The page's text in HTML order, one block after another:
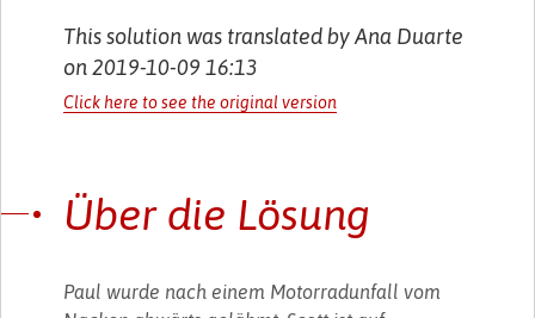
This solution was translated by Ana Duarte
on 2019-10-09 16:13
Click here to see the original version
Über die Lösung
Paul wurde nach einem Motorradunfall vom